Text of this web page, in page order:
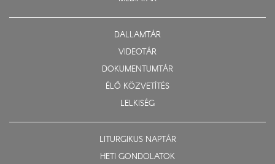
DALLAMTÁR
VIDEOTÁR
DOKUMENTUMTÁR
ÉLŐ KÖZVETÍTÉS
LELKISÉG
LITURGIKUS NAPTÁR
HETI GONDOLATOK